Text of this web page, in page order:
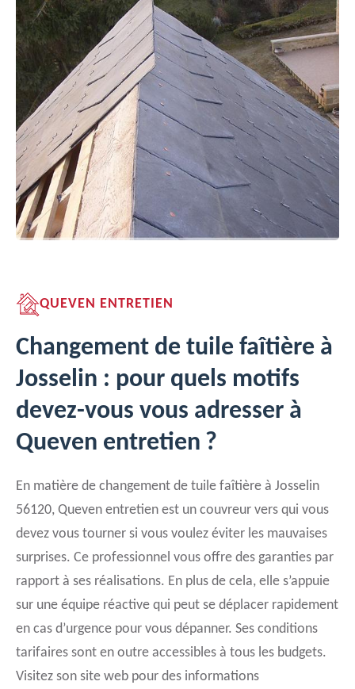
QUEVEN ENTRETIEN
Changement de tuile faîtière à
Josselin : pour quels motifs
devez-vous vous adresser à
Queven entretien ?
En matière de changement de tuile faîtière à Josselin
56120, Queven entretien est un couvreur vers qui vous
devez vous tourner si vous voulez éviter les mauvaises
surprises. Ce professionnel vous offre des garanties par
rapport à ses réalisations. En plus de cela, elle s’appuie
sur une équipe réactive qui peut se déplacer rapidement
en cas d’urgence pour vous dépanner. Ses conditions
tarifaires sont en outre accessibles à tous les budgets.
Visitez son site web pour des informations